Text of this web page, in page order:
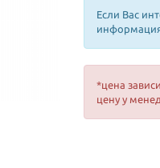
Если Вас
*цена
цену у